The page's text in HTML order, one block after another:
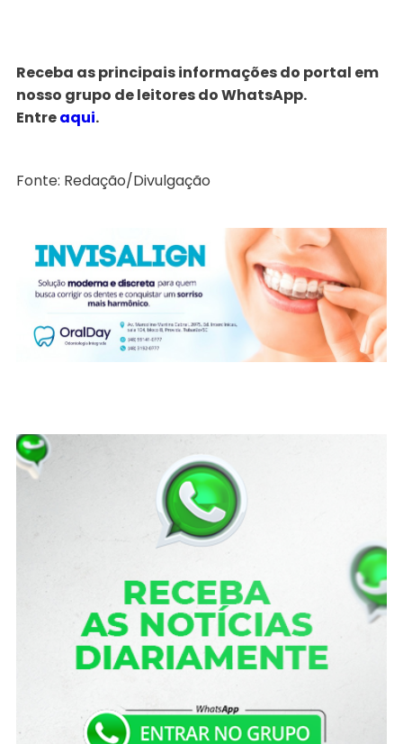
Receba as principais informações do portal em
nosso grupo de leitores do WhatsApp.
Entreaqui.
Fonte: Redação/Divulgação